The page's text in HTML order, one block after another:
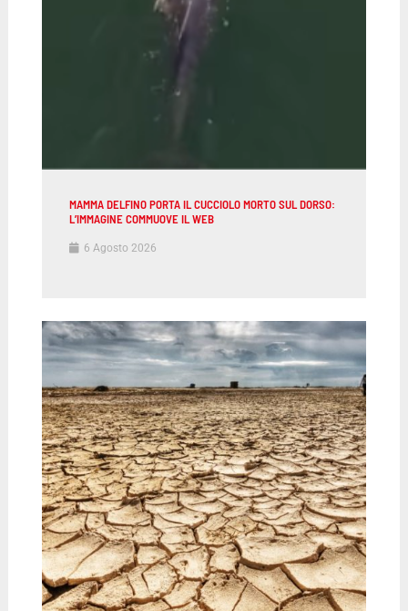
MAMMA DELFINO PORTA IL CUCCIOLO MORTO SUL DORSO:
L’IMMAGINE COMMUOVE IL WEB
6 Agosto 2026